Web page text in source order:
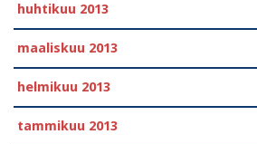
huhtikuu 2013
maaliskuu 2013
helmikuu 2013
tammikuu 2013